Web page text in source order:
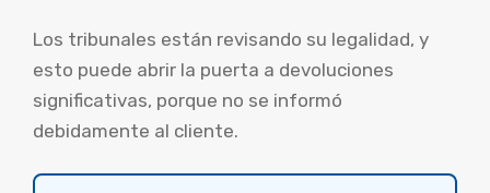
Los tribunales están revisando su legalidad, y
esto puede abrir la puerta a devoluciones
significativas, porque no se informó
debidamente al cliente.